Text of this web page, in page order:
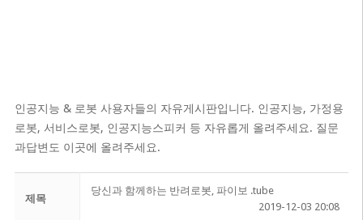
인공지능 & 로봇 사용자들의 자유게시판입니다. 인공지능, 가정용
로봇, 서비스로봇, 인공지능스피커 등 자유롭게 올려주세요. 질문
과답변도 이곳에 올려주세요.
제목
당신과 함께하는 반려로봇, 파이보 .tube
2019-12-03 20:08